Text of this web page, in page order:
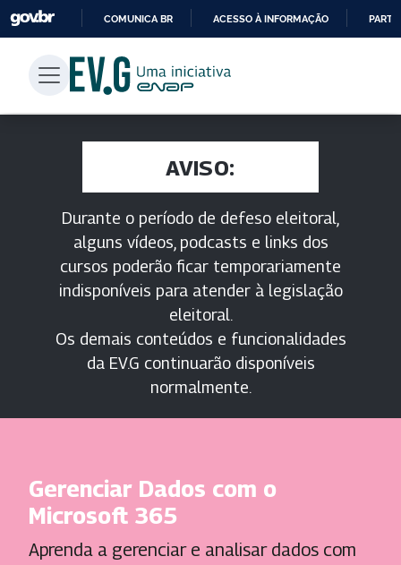
PARA
CONTEÚDO
COMUNICA BR ACESSO À INFORMAÇÃO
AVISO:
Durante o período de defeso eleitoral,
alguns vídeos, podcasts e links dos
cursos poderão ficar temporariamente
indisponíveis para atender à legislação
eleitoral.
Os demais conteúdos e funcionalidades
da EV.G continuarão disponíveis
normalmente.
Gerenciar Dados com o
Microsoft 365
Aprenda a gerenciar e analisar dados com